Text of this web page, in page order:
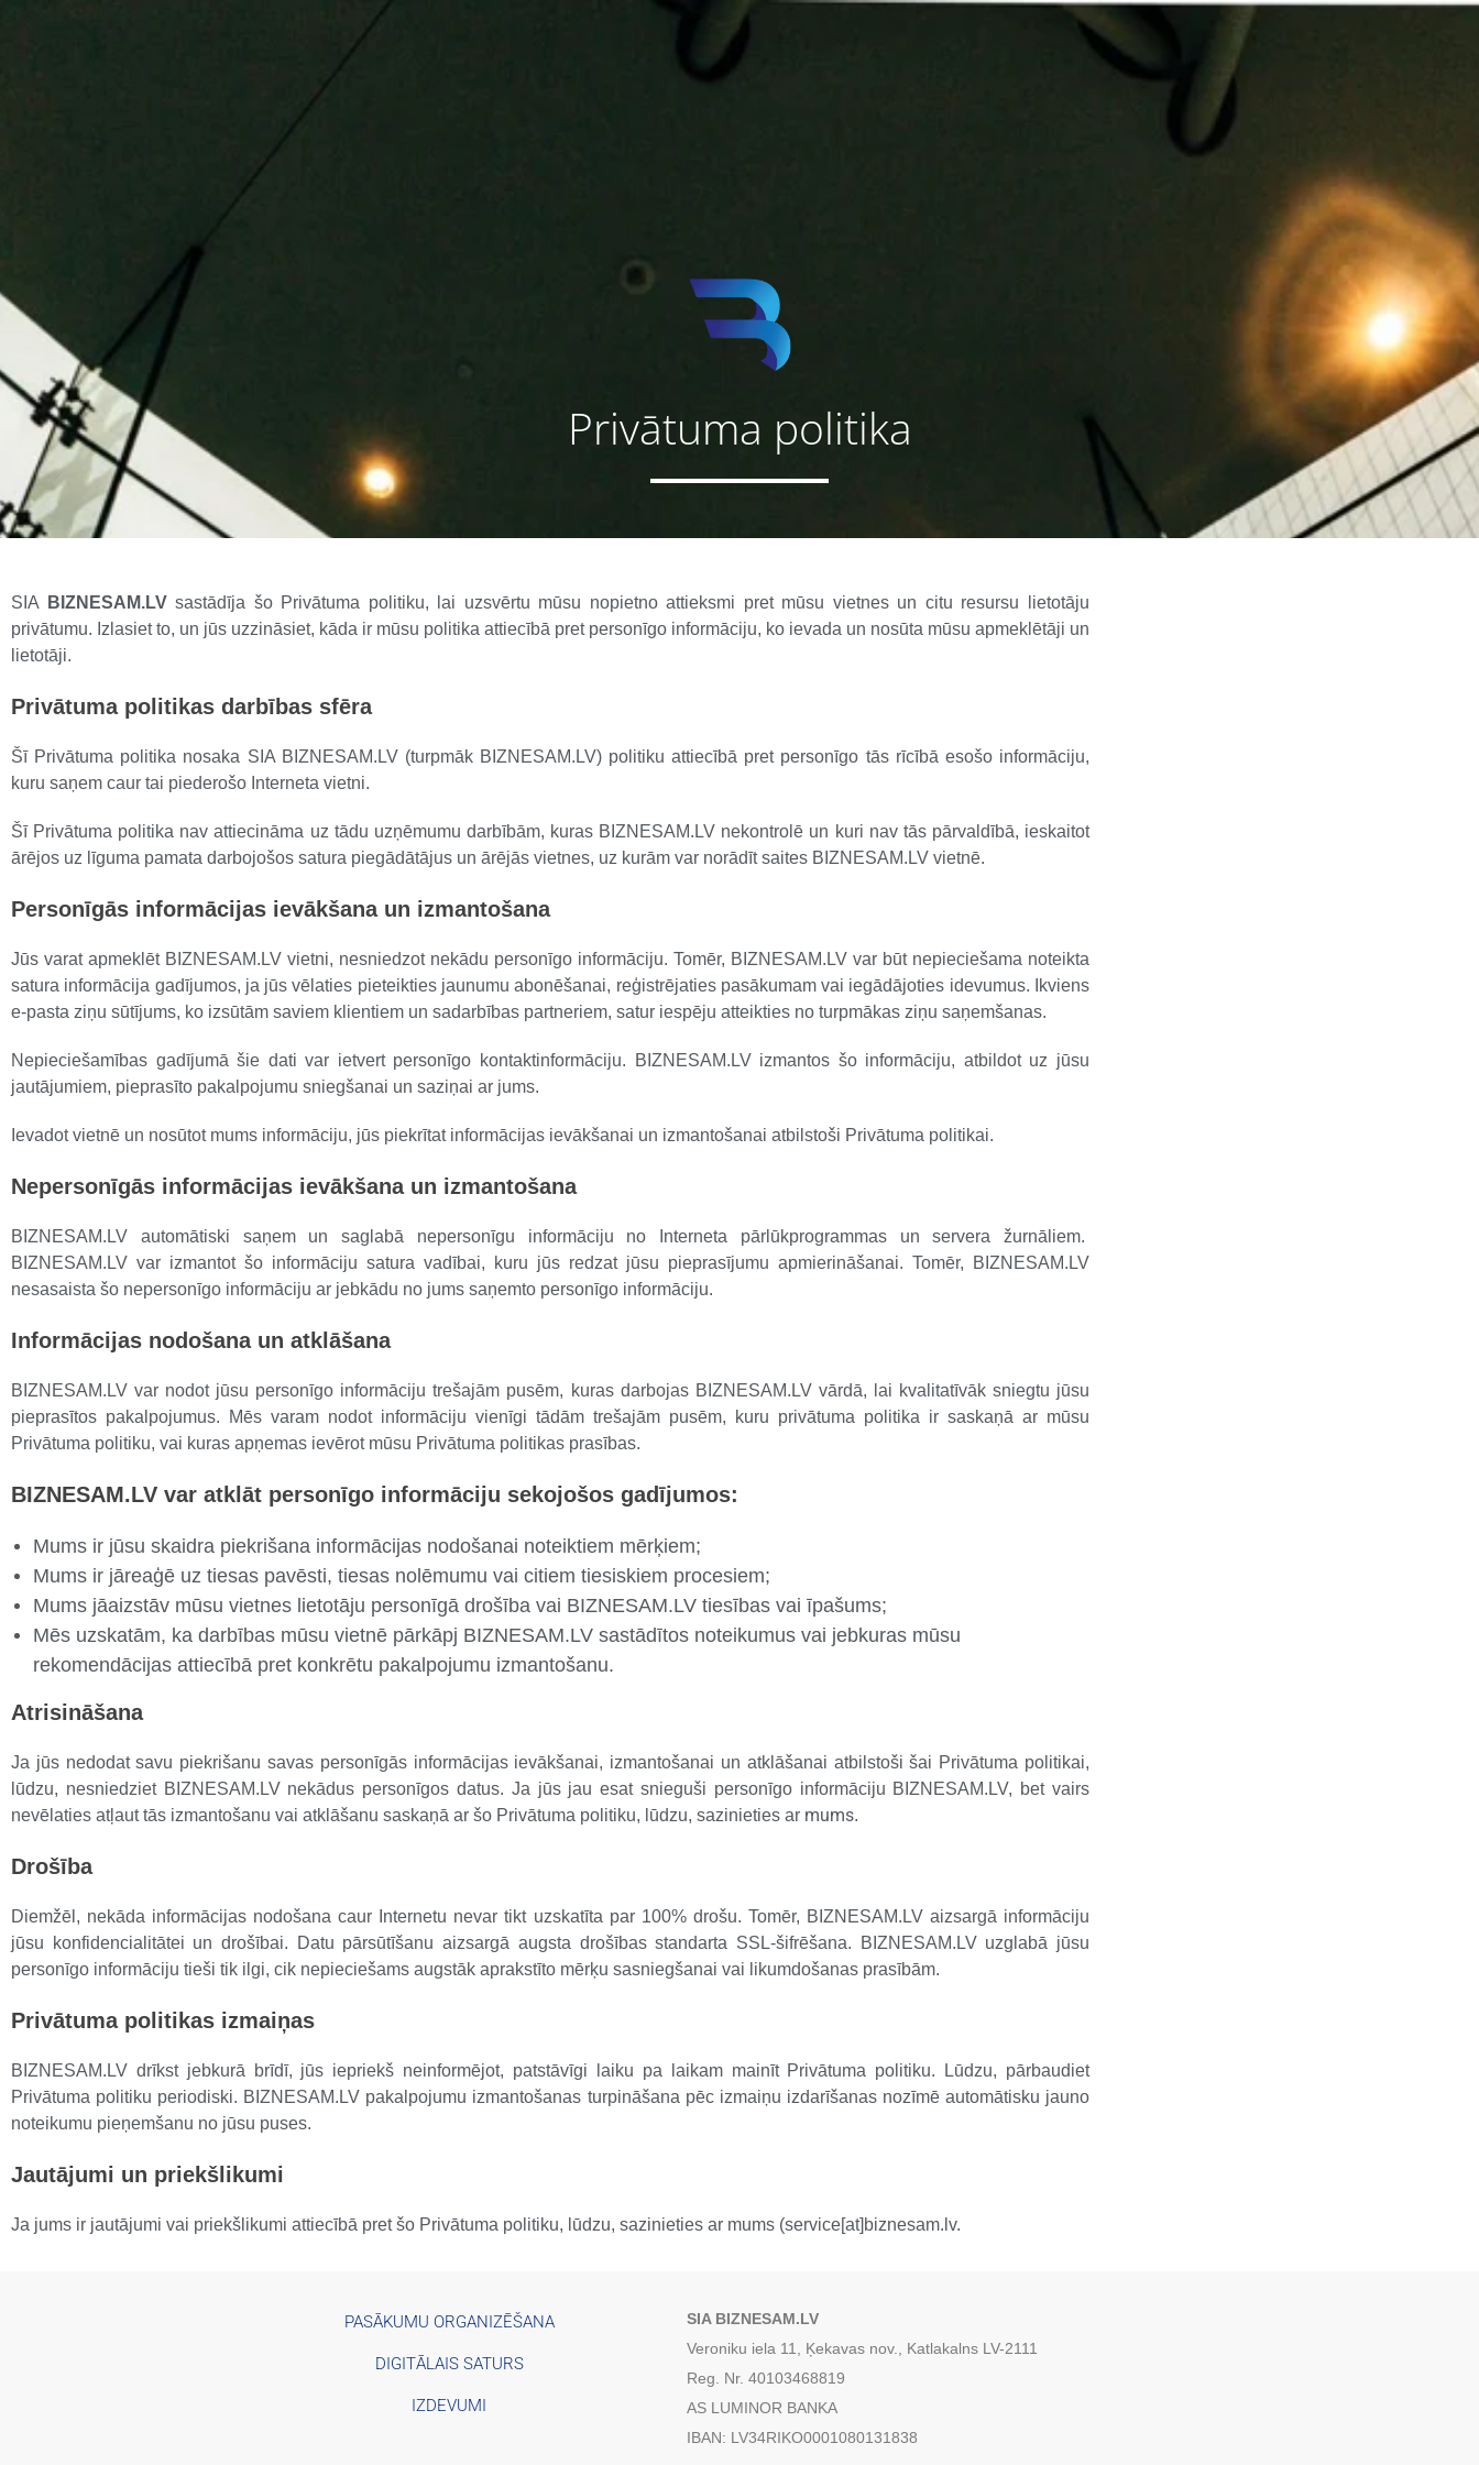
Privātuma politika
SIA BIZNESAM.LVsastādīja šo Privātuma politiku, lai uzsvērtu mūsu nopietno attieksmi pret mūsu vietnes un citu resursu lietotāju
privātumu. Izlasiet to, un jūs uzzināsiet, kāda ir mūsu politika attiecībā pret personīgo informāciju, ko ievada un nosūta mūsu apmeklētāji un
lietotāji.
Privātuma politikas darbības sfēra
Šī Privātuma politika nosaka SIA BIZNESAM.LV (turpmāk BIZNESAM.LV) politiku attiecībā pret personīgo tās rīcībā esošo informāciju,
kuru saņem caur tai piederošo Interneta vietni.
Šī Privātuma politika nav attiecināma uz tādu uzņēmumu darbībām, kuras BIZNESAM.LV nekontrolē un kuri nav tās pārvaldībā, ieskaitot
ārējos uz līguma pamata darbojošos satura piegādātājus un ārējās vietnes, uz kurām var norādīt saites BIZNESAM.LV vietnē.
Personīgās informācijas ievākšana un izmantošana
Jūs varat apmeklēt BIZNESAM.LV vietni, nesniedzot nekādu personīgo informāciju. Tomēr, BIZNESAM.LV var būt nepieciešama noteikta
satura informācija gadījumos, ja jūs vēlаties pieteikties jaunumu abonēšanai, reģistrējaties pasākumam vai iegādājoties idevumus. Ikviens
e-pasta ziņu sūtījums, ko izsūtām saviem klientiem un sadarbības partneriem, satur iespēju atteikties no turpmākas ziņu saņemšanas.
Nepieciešamības gadījumā šie dati var ietvert personīgo kontaktinformāciju. BIZNESAM.LV izmantos šo informāciju, atbildot uz jūsu
jautājumiem, pieprasīto pakalpojumu sniegšanai un saziņai ar jums.
Ievadot vietnē un nosūtot mums informāciju, jūs piekrītat informācijas ievākšanai un izmantošanai atbilstoši Privātuma politikai.
Nepersonīgās informācijas ievākšana un izmantošana
BIZNESAM.LV automātiski saņem un saglabā nepersonīgu informāciju no Interneta pārlūkprogrammas un servera žurnāliem.
BIZNESAM.LV var izmantot šo informāciju satura vadībai, kuru jūs redzat jūsu pieprasījumu apmierināšanai. Tomēr, BIZNESAM.LV
nesasaista šo nepersonīgo informāciju ar jebkādu no jums saņemto personīgo informāciju.
Informācijas nodošana un atklāšana
BIZNESAM.LV var nodot jūsu personīgo informāciju trešajām pusēm, kuras darbojas BIZNESAM.LV vārdā, lai kvalitatīvāk sniegtu jūsu
pieprasītos pakalpojumus. Mēs varam nodot informāciju vienīgi tādām trešajām pusēm, kuru privātuma politika ir saskaņā ar mūsu
Privātuma politiku, vai kuras apņemas ievērot mūsu Privātuma politikas prasības.
BIZNESAM.LV var atklāt personīgo informāciju sekojošos gadījumos:
Mums ir jūsu skaidra piekrišana informācijas nodošanai noteiktiem mērķiem;
Mums ir jāreaģē uz tiesas pavēsti, tiesas nolēmumu vai citiem tiesiskiem procesiem;
Mums jāaizstāv mūsu vietnes lietotāju personīgā drošība vai BIZNESAM.LV tiesības vai īpašums;
Mēs uzskatām, ka darbības mūsu vietnē pārkāpj BIZNESAM.LV sastādītos noteikumus vai jebkuras mūsu
rekomendācijas attiecībā pret konkrētu pakalpojumu izmantošanu.
Atrisināšana
Ja jūs nedodat savu piekrišanu savas personīgās informācijas ievākšanai, izmantošanai un atklāšanai atbilstoši šai Privātuma politikai,
lūdzu, nesniedziet BIZNESAM.LV nekādus personīgos datus. Ja jūs jau esat snieguši personīgo informāciju BIZNESAM.LV, bet vairs
nevēlaties atļaut tās izmantošanu vai atklāšanu saskaņā ar šo Privātuma politiku, lūdzu, sazinieties ar mums.
Drošība
Diemžēl, nekāda informācijas nodošana caur Internetu nevar tikt uzskatīta par 100% drošu. Tomēr, BIZNESAM.LV aizsargā informāciju
jūsu konfidencialitātei un drošībai. Datu pārsūtīšanu aizsargā augsta drošības standarta SSL-šifrēšana. BIZNESAM.LV uzglabā jūsu
personīgo informāciju tieši tik ilgi, cik nepieciešams augstāk aprakstīto mērķu sasniegšanai vai likumdošanas prasībām.
Privātuma politikas izmaiņas
BIZNESAM.LV drīkst jebkurā brīdī, jūs iepriekš neinformējot, patstāvīgi laiku pa laikam mainīt Privātuma politiku. Lūdzu, pārbaudiet
Privātuma politiku periodiski. BIZNESAM.LV pakalpojumu izmantošanas turpināšana pēc izmaiņu izdarīšanas nozīmē automātisku jauno
noteikumu pieņemšanu no jūsu puses.
Jautājumi un priekšlikumi
Ja jums ir jautājumi vai priekšlikumi attiecībā pret šo Privātuma politiku, lūdzu, sazinieties ar mums (service[at]biznesam.lv.
PASĀKUMU ORGANIZĒŠANA
DIGITĀLAIS SATURS
IZDEVUMI
SIA BIZNESAM.LV
Veroniku iela 11, Ķekavas nov., Katlakalns LV-2111
Reg. Nr. 40103468819
AS LUMINOR BANKA
IBAN: LV34RIKO0001080131838